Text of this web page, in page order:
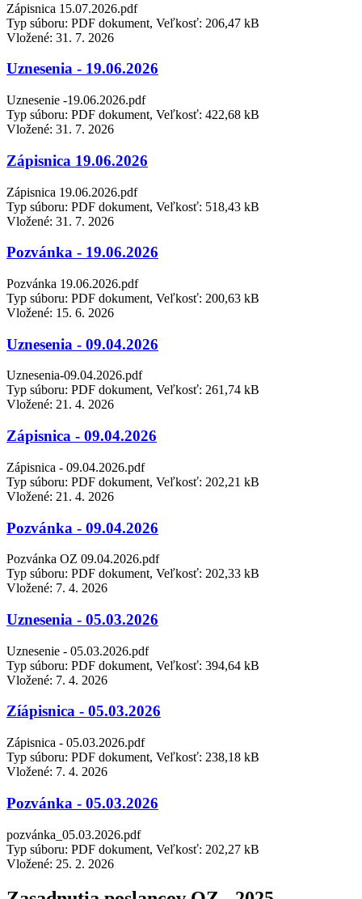
Zápisnica 15.07.2026.pdf
Typ súboru: PDF dokument, Veľkosť: 206,47 kB
Vložené: 31. 7. 2026
Uznesenia - 19.06.2026
Uznesenie -19.06.2026.pdf
Typ súboru: PDF dokument, Veľkosť: 422,68 kB
Vložené: 31. 7. 2026
Zápisnica 19.06.2026
Zápisnica 19.06.2026.pdf
Typ súboru: PDF dokument, Veľkosť: 518,43 kB
Vložené: 31. 7. 2026
Pozvánka - 19.06.2026
Pozvánka 19.06.2026.pdf
Typ súboru: PDF dokument, Veľkosť: 200,63 kB
Vložené: 15. 6. 2026
Uznesenia - 09.04.2026
Uznesenia-09.04.2026.pdf
Typ súboru: PDF dokument, Veľkosť: 261,74 kB
Vložené: 21. 4. 2026
Zápisnica - 09.04.2026
Zápisnica - 09.04.2026.pdf
Typ súboru: PDF dokument, Veľkosť: 202,21 kB
Vložené: 21. 4. 2026
Pozvánka - 09.04.2026
Pozvánka OZ 09.04.2026.pdf
Typ súboru: PDF dokument, Veľkosť: 202,33 kB
Vložené: 7. 4. 2026
Uznesenia - 05.03.2026
Uznesenie - 05.03.2026.pdf
Typ súboru: PDF dokument, Veľkosť: 394,64 kB
Vložené: 7. 4. 2026
Zíápisnica - 05.03.2026
Zápisnica - 05.03.2026.pdf
Typ súboru: PDF dokument, Veľkosť: 238,18 kB
Vložené: 7. 4. 2026
Pozvánka - 05.03.2026
pozvánka_05.03.2026.pdf
Typ súboru: PDF dokument, Veľkosť: 202,27 kB
Vložené: 25. 2. 2026